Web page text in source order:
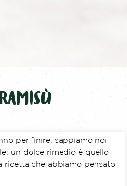
per finire, sappiamo noi
un dolce rimedio è quello
ricetta che abbiamo pensato